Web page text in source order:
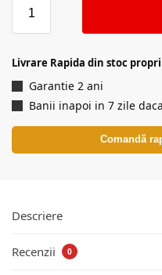
Livrare Rapida din stoc
Garantie 2 ani
Banii inapoi in 7 zile
Comandă
Descriere
Recenzii 0